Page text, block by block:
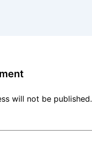
will not be published.